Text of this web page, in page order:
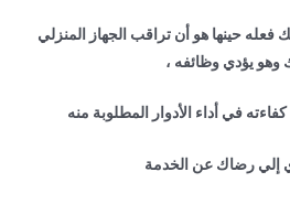
حينها هو أن تراقب الجهاز المنزلي
وهو يؤدي وظائفه ،
في أداء الأدوار المطلوبة منه
إلي رضاك عن الخدمة